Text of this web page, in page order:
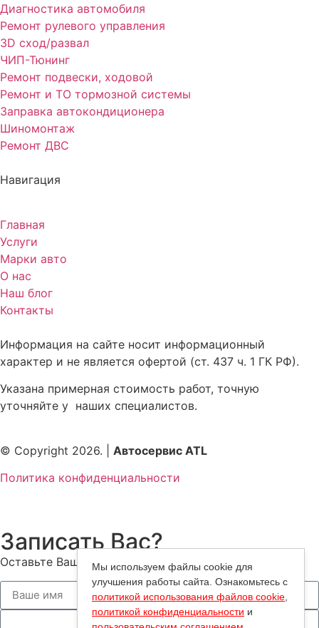
Диагностика автомобиля
Ремонт рулевого управления
3D сход/развал
ЧИП-Тюнинг
Ремонт подвески, ходовой
Ремонт и ТО тормозной системы
Заправка автокондиционера
Шиномонтаж
Ремонт ДВС
Навигация
Главная
Услуги
Марки авто
О нас
Наш блог
Контакты
Информация на сайте носит информационный
характер и не является офертой (ст. 437 ч. 1 ГК РФ).
Указана примерная стоимость работ, точную
уточняйте у наших специалистов.
© Copyright 2026. | Автосервис ATL
Политика конфиденциальности
Мы используем файлы cookie для
улучшения работы сайта. Ознакомьтесь с
политикой использования файлов cookie
политикой конфиденциальности и
Записать Вас?
Оставьте Ваш номер — мы Вам перезвоним!